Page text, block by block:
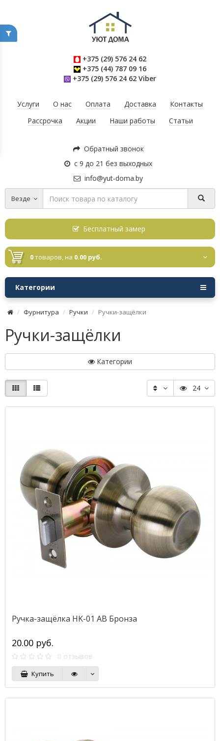
+375 (29) 576 24 62
+375 (44) 787 09 16
+375 (29) 576 24 62 Viber
Услуги О нас Оплата Доставка
Контакты
Рассрочка
Акции Наши работы Статьи
Обратный звонок
с 9 до 21 без выходных
info@yut-doma.by
Везде
Бесплатный замер
0товаров,на 0.00 руб.
Категории
Фурнитура Ручки Ручки-защёлки
Ручки-защёлки
Категории
24
Ручка-защёлка HK-01 AB Бронза
20.00 руб.
0 отзывов
Купить